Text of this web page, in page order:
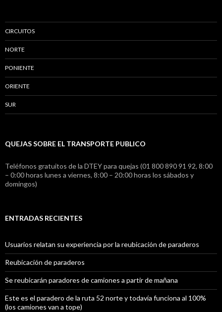
CIRCUITOS
NORTE
PONIENTE
ORIENTE
SUR
QUEJAS SOBRE EL TRANSPORTE PUBLICO
Teléfonos gratuitos de la DTEY para quejas (01 800 890 91 92, 8:00
– 0:00 horas lunes a viernes, 8:00 – 20:00 horas los sábados y
domingos)
ENTRADAS RECIENTES
Usuarios relatan su experiencia por la reubicación de paraderos
Reubicación de paraderos
Se reubicarán paradores de camiones a partir de mañana
Este es el paradero de la ruta 52 norte y todavía funciona al 100%
(los camiones van a tope)